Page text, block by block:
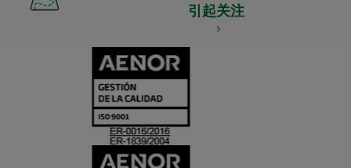
引起关注